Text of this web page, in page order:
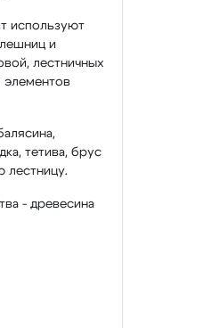
используют
и
лестничных
элементов
тетива, брус
лестницу.
- древесина